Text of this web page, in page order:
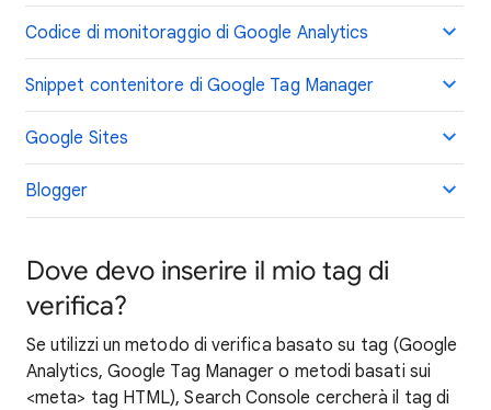
Codice di monitoraggio di Google Analytics
Snippet contenitore di Google Tag Manager
Google Sites
Blogger
Dove devo inserire il mio tag di
verifica?
Se utilizzi un metodo di verifica basato su tag (Google
Analytics, Google Tag Manager o metodi basati sui
<meta> tag HTML), Search Console cercherà il tag di